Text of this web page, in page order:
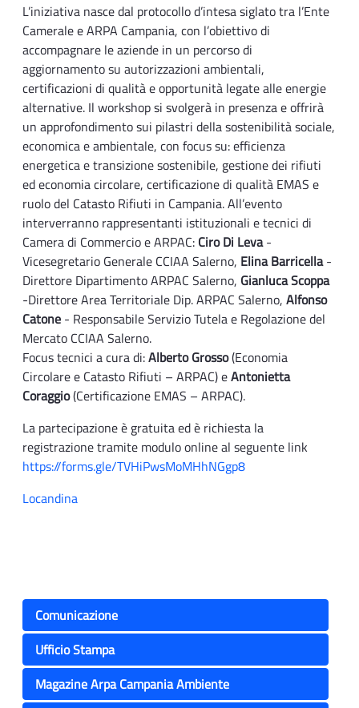
L’iniziativa nasce dal protocollo d’intesa siglato tra l’Ente
Camerale e ARPA Campania, con l’obiettivo di
accompagnare le aziende in un percorso di
aggiornamento su autorizzazioni ambientali,
certificazioni di qualità e opportunità legate alle energie
alternative. Il workshop si svolgerà in presenza e offrirà
un approfondimento sui pilastri della sostenibilità sociale,
economica e ambientale, con focus su: efficienza
energetica e transizione sostenibile, gestione dei rifiuti
ed economia circolare, certificazione di qualità EMAS e
ruolo del Catasto Rifiuti in Campania. All’evento
interverranno rappresentanti istituzionali e tecnici di
Camera di Commercio e ARPAC: Ciro Di Leva-
Vicesegretario Generale CCIAA Salerno, Elina Barricella-
Direttore Dipartimento ARPAC Salerno, Gianluca Scoppa
-Direttore Area Territoriale Dip. ARPAC Salerno, Alfonso
Catone - Responsabile Servizio Tutela e Regolazione del
Mercato CCIAA Salerno.
Focus tecnici a cura di:Alberto Grosso(Economia
Circolare e Catasto Rifiuti – ARPAC) eAntonietta
Coraggio(Certificazione EMAS – ARPAC).
La partecipazione è gratuita ed è richiesta la
registrazione tramite modulo online al seguente link
https://forms.gle/TVHiPwsMoMHhNGgp8
Locandina
Comunicazione
Ufficio Stampa
Magazine Arpa Campania Ambiente